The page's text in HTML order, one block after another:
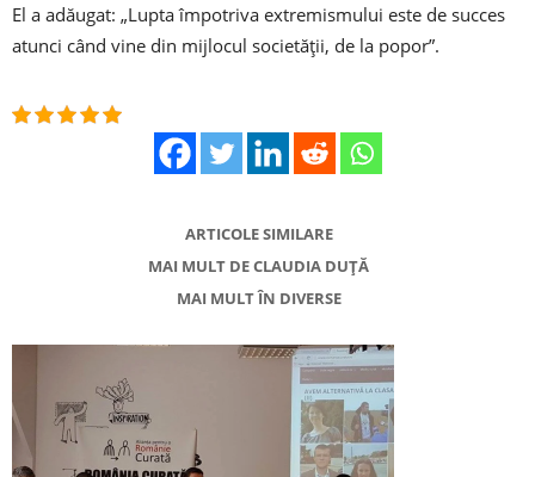
El a adăugat: „Lupta împotriva extremismului este de succes
atunci când vine din mijlocul societății, de la popor”.
ARTICOLE SIMILARE
MAI MULT DE CLAUDIA DUȚĂ
MAI MULT ÎN DIVERSE